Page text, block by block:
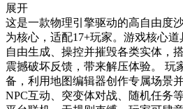
展开
这是一款物理引擎驱动的高自由度
为核心，适配17+玩家。游戏核心
自由生成、操控并摧毁各类实体，
震撼破坏反馈，带来解压体验。 玩
备，利用地图编辑器创作专属场景
NPC互动、突变体对战、随机任务